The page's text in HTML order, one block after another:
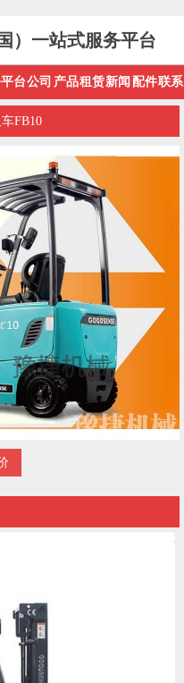
）一站式服务平台
台公司 产品租赁新闻 配件联系
FB10